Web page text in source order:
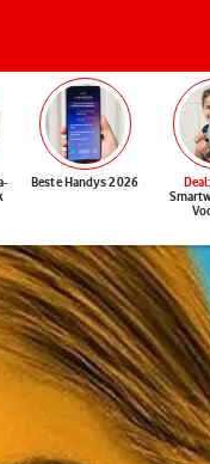
Beste Handys 2026 Deal